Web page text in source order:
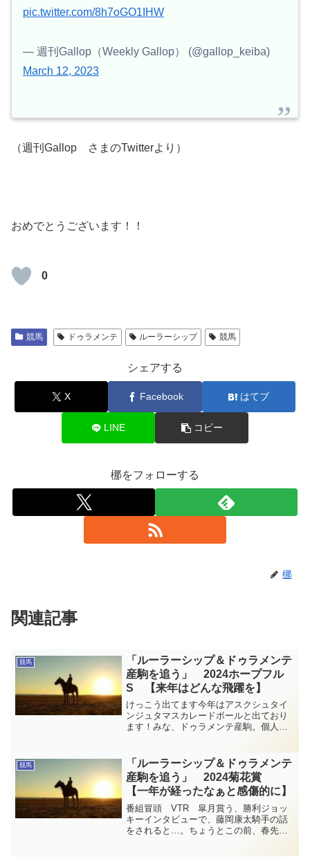
pic.twitter.com/8h7oGO1IHW
— 週刊Gallop（Weekly Gallop） (@gallop_keiba)
March 12, 2023
（週刊Gallop さまのTwitterより）
おめでとうございます！！
0
競馬 ドゥラメンテ ルーラーシップ 競馬
シェアする
X Facebook はてブ
LINE コピー
梛をフォローする
梛
関連記事
競馬
「ルーラーシップ＆ドゥラメンテ
産駒を追う」 2024ホープフル
S 【来年はどんな飛躍を】
けっこう出てます今年はアスクシュタイ
ンジュタマスカレードボールと出ており
ます！みな、ドゥラメンテ産駒。個人的
ール、いいとこ見せてほしいなぁ…。
パドックアスクシュタイン...
競馬
「ルーラーシップ＆ドゥラメンテ
産駒を追う」 2024菊花賞
【一年が経ったなぁと感傷的に】
番組冒頭 VTR 皐月賞う、勝利ジョッ
キーインタビューで、藤岡康太騎手の話
をされると…。ちょうとこの前、春先の